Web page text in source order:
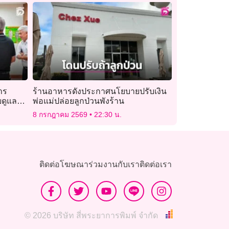
ร
ดูแล
ร้านอาหารดังประกาศนโยบายปรับเงิน
พ่อแม่ปล่อยลูกป่วนพังร้าน
8 กรกฎาคม 2569 22:30 น.
ติดต่อโฆษณาร่วมงานกับเราติดต่อเรา
© 2026 บริษัท สี่พระยาการพิมพ์ จำกัด